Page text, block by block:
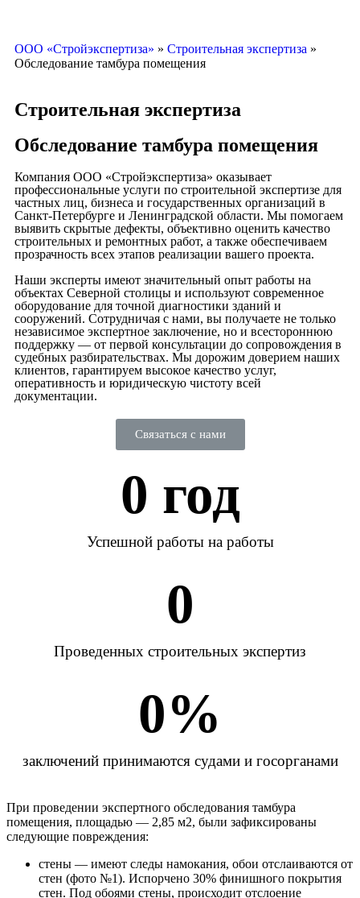
ООО «Стройэкспертиза» » Строительная экспертиза »
Обследование тамбура помещения
Строительная экспертиза
Обследование тамбура помещения
Компания ООО «Стройэкспертиза» оказывает
профессиональные услуги по строительной экспертизе для
частных лиц, бизнеса и государственных организаций в
Санкт-Петербурге и Ленинградской области. Мы помогаем
выявить скрытые дефекты, объективно оценить качество
строительных и ремонтных работ, а также обеспечиваем
прозрачность всех этапов реализации вашего проекта.
Наши эксперты имеют значительный опыт работы на
объектах Северной столицы и используют современное
оборудование для точной диагностики зданий и
сооружений. Сотрудничая с нами, вы получаете не только
независимое экспертное заключение, но и всестороннюю
поддержку — от первой консультации до сопровождения в
судебных разбирательствах. Мы дорожим доверием наших
клиентов, гарантируем высокое качество услуг,
оперативность и юридическую чистоту всей
документации.
Связаться с нами
0 год
Успешной работы на работы
0
Проведенных строительных экспертиз
0%
заключений принимаются судами и госорганами
При проведении экспертного обследования тамбура
помещения, площадью — 2,85 м2, были зафиксированы
следующие повреждения:
стены — имеют следы намокания, обои отслаиваются от
стен (фото №1). Испорчено 30% финишного покрытия
стен. Под обоями стены, происходит отслоение